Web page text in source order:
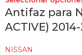
Antifaz para
ACTIVE)
NISSAN